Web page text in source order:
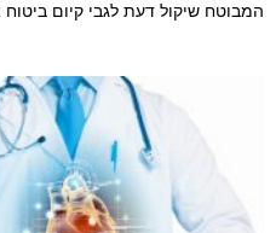
המבוטח שיקול דעת לגבי קיום